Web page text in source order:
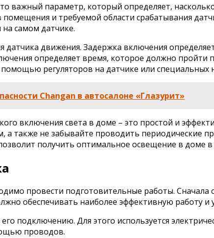
важный параметр, который определяет,
и требуемой области срабатывания
самом датчике.
движения. Задержка включения
определяет время, которое должно пройти
регуляторов на датчике или специальных
Changan в автосалоне «Глазурит»
включения света в доме – это простой и
также не забывайте проводить периодические
получить оптимальное освещение в доме
провести подготовительные работы.
обеспечивать наиболее эффективную работу и
подключению. Для этого используется
проводов.